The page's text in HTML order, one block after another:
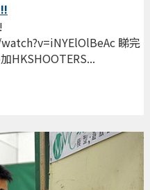
睇完
HKSHOOTERS...